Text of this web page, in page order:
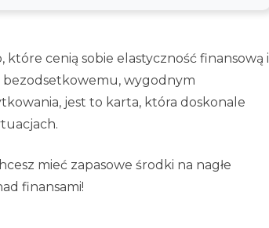
które cenią sobie elastyczność finansową i
bezodsetkowemu, wygodnym
jest to karta, która doskonale
mieć zapasowe środki na nagłe
finansami!